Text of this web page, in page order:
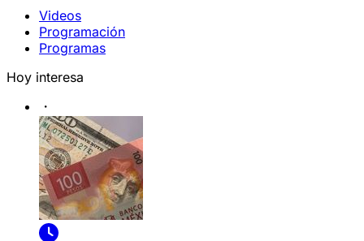
Videos
Programación
Programas
Hoy interesa